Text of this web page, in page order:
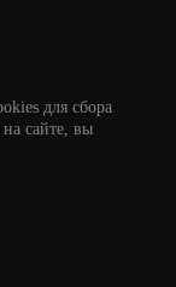
для сбора
сайте, вы